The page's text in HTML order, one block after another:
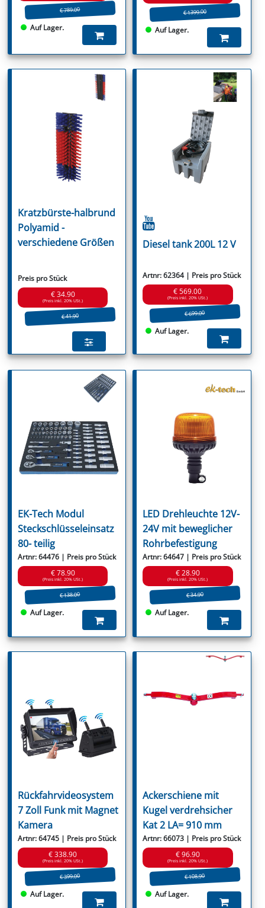
€ 789.00
Auf Lager.
€ 1399.00
Auf Lager.
Kratzbürste-halbrund
Polyamid -
verschiedene Größen
Preis pro Stück
€ 34.90
(Preis inkl. 20% USt.)
€ 41.90
Diesel tank 200L 12 V
Artnr: 62364 | Preis pro Stück
€ 569.00
(Preis inkl. 20% USt.)
€ 699.00
Auf Lager.
EK-Tech Modul
Steckschlüsseleinsatz
80- teilig
Artnr: 64476 | Preis pro Stück
€ 78.90
(Preis inkl. 20% USt.)
€ 138.00
Auf Lager.
LED Drehleuchte 12V-
24V mit beweglicher
Rohrbefestigung
Artnr: 64647 | Preis pro Stück
€ 28.90
(Preis inkl. 20% USt.)
€ 34.90
Auf Lager.
Rückfahrvideosystem
7 Zoll Funk mit Magnet
Kamera
Artnr: 64745 | Preis pro Stück
€ 338.90
(Preis inkl. 20% USt.)
€ 399.00
Auf Lager.
Ackerschiene mit
Kugel verdrehsicher
Kat 2 LA= 910 mm
Artnr: 66073 | Preis pro Stück
€ 96.90
(Preis inkl. 20% USt.)
€ 108.90
Auf Lager.